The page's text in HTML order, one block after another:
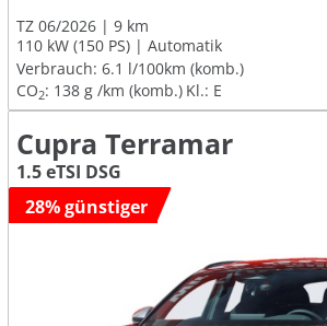
TZ 06/2026
9 km
110 kW (150 PS)
Automatik
Verbrauch: 6.1 l/100km (komb.)
CO2: 138 g /km (komb.) Kl.: E
Cupra Terramar
1.5 eTSI DSG
28% günstiger